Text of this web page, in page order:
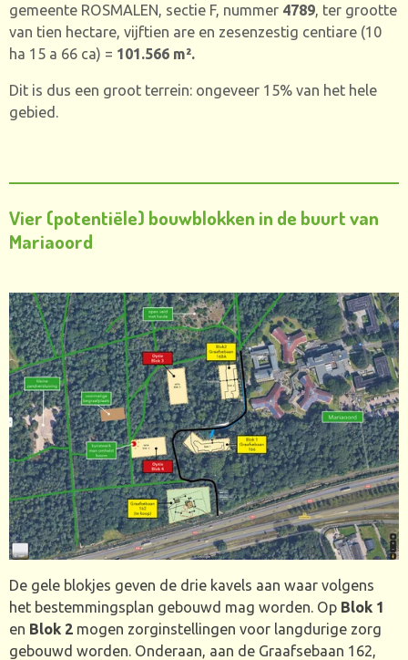
gemeente ROSMALEN, sectie F, nummer 4789, ter grootte
van tien hectare, vijftien are en zesenzestig centiare (10
ha 15 a 66 ca) = 101.566 m².
Dit is dus een groot terrein: ongeveer 15% van het hele
gebied.
Vier (potentiële) bouwblokken in de buurt van
Mariaoord
De gele blokjes geven de drie kavels aan waar volgens
het bestemmingsplan gebouwd mag worden. Op Blok 1
en Blok 2 mogen zorginstellingen voor langdurige zorg
gebouwd worden. Onderaan, aan de Graafsebaan 162,